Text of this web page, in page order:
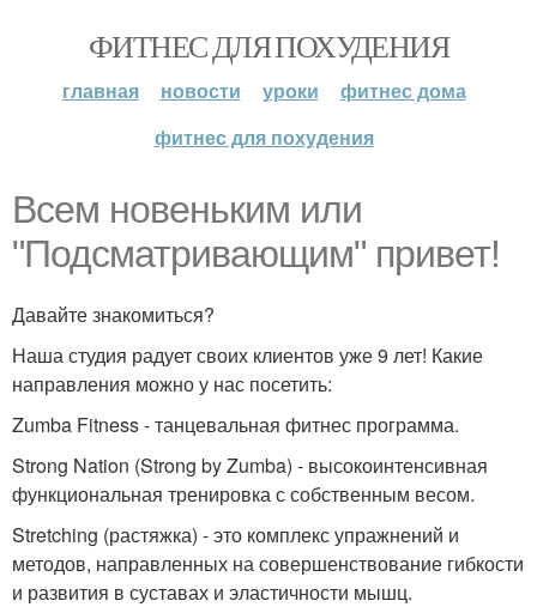
ФИТНЕС ДЛЯ ПОХУДЕНИЯ
главная новости уроки
фитнес дома
фитнес для похудения
Всем новеньким или
"Подсматривающим" привет!
Давайте знакомиться?
Наша студия радует своих клиентов уже 9 лет! Какие
направления можно у нас посетить:
Zumba Fitness - танцевальная фитнес программа.
Strong Nation (Strong by Zumba) - высокоинтенсивная
функциональная тренировка с собственным весом.
Stretching (растяжка) - это комплекс упражнений и
методов, направленных на совершенствование гибкости
и развития в суставах и эластичности мышц.